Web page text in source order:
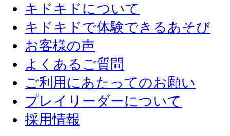
キドキドについて
キドキドで体験できるあそび
お客様の声
よくあるご質問
ご利用にあたってのお願い
プレイリーダーについて
採用情報